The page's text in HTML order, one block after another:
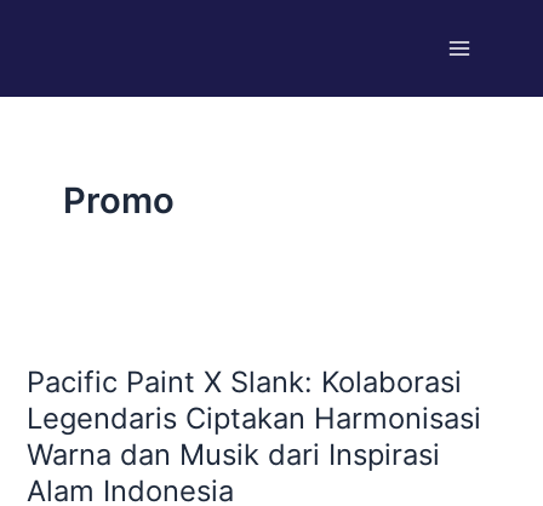
Promo
Pacific Paint X Slank: Kolaborasi
Legendaris Ciptakan Harmonisasi
Warna dan Musik dari Inspirasi
Alam Indonesia
X
Slank:
Kolaborasi
Legendaris
Ciptakan